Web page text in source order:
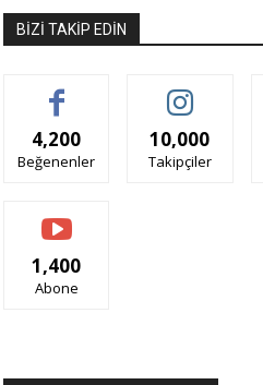
BIZI TAKIP EDIN
4,200
Beğenenler
10,000
Takipçiler
1,400
Abone